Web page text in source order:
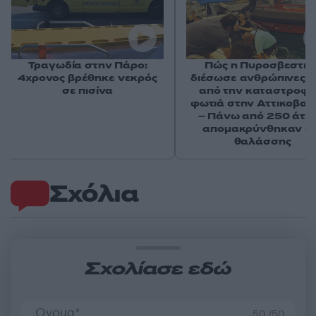
Σχόλια
Σχολίασε εδώ
Τραγωδία στην Πάρο:
4χρονος βρέθηκε νεκρός
σε πισίνα
Πώς η
διέσωσε ανθρώπινες
από την
φωτιά στην
– Πάνω από 250
απομακρύνθηκαν
θαλάσσης